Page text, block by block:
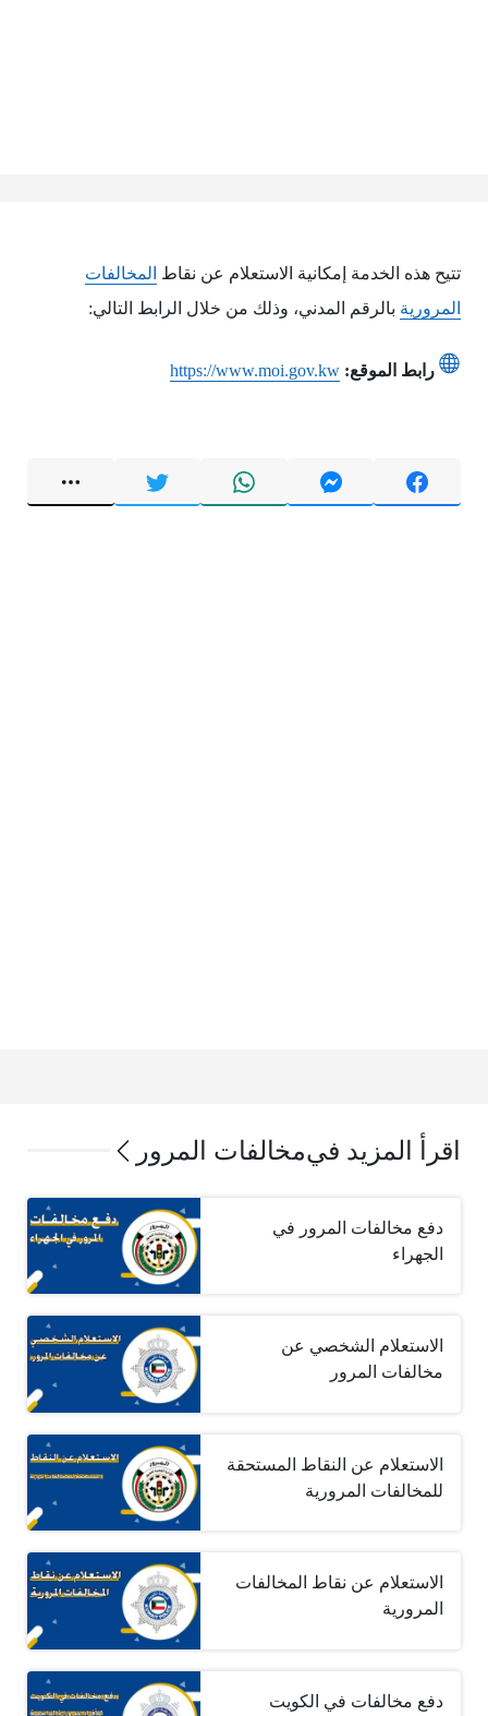
تتيح هذه الخدمة إمكانية الاستعلام عن نقاط المخالفات
المرورية بالرقم المدني، وذلك من خلال الرابط التالي:
رابط الموقع: https://www.moi.gov.kw
اقرأ المزيد فيمخالفات المرور
دفع مخالفات المرور في
الجهراء
الاستعلام الشخصي عن
مخالفات المرور
الاستعلام عن النقاط المستحقة
للمخالفات المرورية
الاستعلام عن نقاط المخالفات
المرورية
دفع مخالفات في الكويت